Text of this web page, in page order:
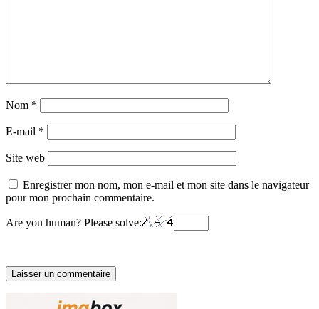
Nom *
E-mail *
Site web
Enregistrer mon nom, mon e-mail et mon site dans le navigateur
pour mon prochain commentaire.
Are you human? Please solve: